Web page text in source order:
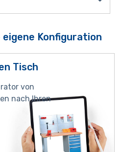
Konfiguration
Tisch
von
nach Ihren